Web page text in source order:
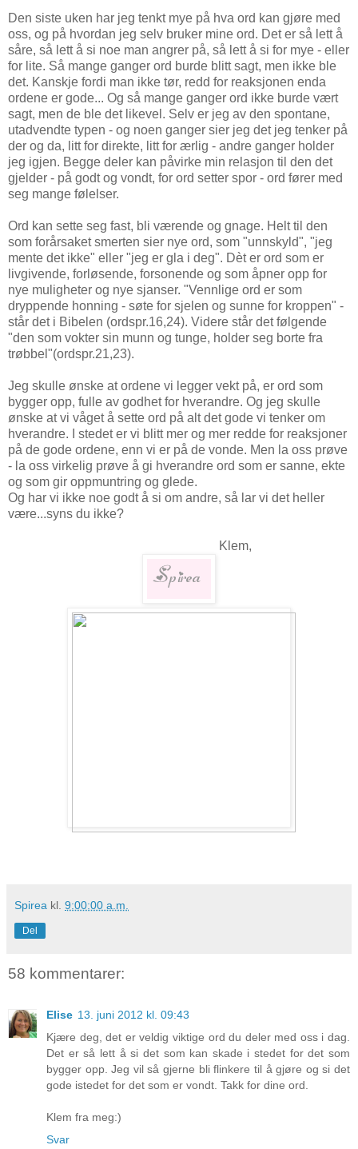
Den siste uken har jeg tenkt mye på hva ord kan gjøre med
oss, og på hvordan jeg selv bruker mine ord. Det er så lett å
såre, så lett å si noe man angrer på, så lett å si for mye - eller
for lite. Så mange ganger ord burde blitt sagt, men ikke ble
det. Kanskje fordi man ikke tør, redd for reaksjonen enda
ordene er gode... Og så mange ganger ord ikke burde vært
sagt, men de ble det likevel. Selv er jeg av den spontane,
utadvendte typen - og noen ganger sier jeg det jeg tenker på
der og da, litt for direkte, litt for ærlig - andre ganger holder
jeg igjen. Begge deler kan påvirke min relasjon til den det
gjelder - på godt og vondt, for ord setter spor - ord fører med
seg mange følelser.
Ord kan sette seg fast, bli værende og gnage. Helt til den
som forårsaket smerten sier nye ord, som "unnskyld", "jeg
mente det ikke" eller "jeg er gla i deg". Dèt er ord som er
livgivende, forløsende, forsonende og som åpner opp for
nye muligheter og nye sjanser. "Vennlige ord er som
dryppende honning - søte for sjelen og sunne for kroppen" -
står det i Bibelen (ordspr.16,24). Videre står det følgende
"den som vokter sin munn og tunge, holder seg borte fra
trøbbel"(ordspr.21,23).
Jeg skulle ønske at ordene vi legger vekt på, er ord som
bygger opp, fulle av godhet for hverandre. Og jeg skulle
ønske at vi våget å sette ord på alt det gode vi tenker om
hverandre. I stedet er vi blitt mer og mer redde for reaksjoner
på de gode ordene, enn vi er på de vonde. Men la oss prøve
- la oss virkelig prøve å gi hverandre ord som er sanne, ekte
og som gir oppmuntring og glede.
Og har vi ikke noe godt å si om andre, så lar vi det heller
være...syns du ikke?
Klem,
Spirea kl. 9:00:00 a.m.
Del
58 kommentarer:
Elise 13. juni 2012 kl. 09:43
Kjære deg, det er veldig viktige ord du deler med oss i dag.
Det er så lett å si det som kan skade i stedet for det som
bygger opp. Jeg vil så gjerne bli flinkere til å gjøre og si det
gode istedet for det som er vondt. Takk for dine ord.
Klem fra meg:)
Svar